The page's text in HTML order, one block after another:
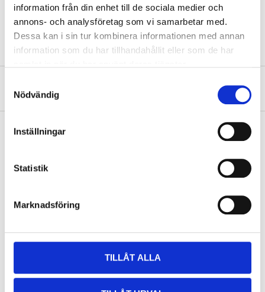
information från din enhet till de sociala medier och
annons- och analysföretag som vi samarbetar med.
Dessa kan i sin tur kombinera informationen med annan
information som du har tillhandahållit eller som de har
Nödvändig
Inställningar
Statistik
Marknadsföring
TILLÅT ALLA
Material
Rostfritt stål (boll)
Om tillverkaren
Köp & Hämta i ditt varuhus inom 2 timmar! För mer information om
Andra kunder köpte också